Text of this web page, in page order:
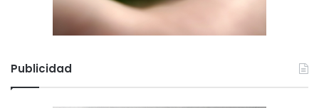
Publicidad